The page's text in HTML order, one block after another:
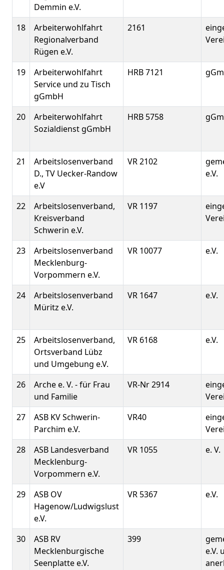
Demmin e.V.
18
Arbeiterwohlfahrt
Regionalverband
Rügen e.V.
2161
19
Arbeiterwohlfahrt
Service und zu Tisch
gGmbH
HRB 7121
20
Arbeiterwohlfahrt
Sozialdienst gGmbH
HRB 5758
21
Arbeitslosenverband
D., TV Uecker-Randow
e.V
VR 2102
e.V.
22
Arbeitslosenverband,
Kreisverband
Schwerin e.V.
VR 1197
23
Arbeitslosenverband
Mecklenburg-
Vorpommern e.V.
VR 10077 e.V.
24
Arbeitslosenverband
Müritz e.V.
VR 1647 e.V.
25
Arbeitslosenverband,
Ortsverband Lübz
und Umgebung e.V.
VR 6168 e.V.
26
Arche e. V. - für Frau
und Familie
VR-Nr 2914
27
ASB KV Schwerin-
Parchim e.V.
VR40
28
ASB Landesverband
Mecklenburg-
Vorpommern e.V.
VR 1055 e. V.
29
ASB OV
Hagenow/Ludwigslust
e.V.
VR 5367 e.V.
30
ASB RV
Mecklenburgische
Seenplatte e.V.
399
e.V.